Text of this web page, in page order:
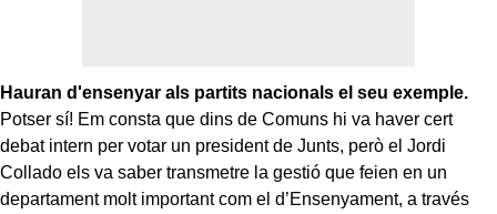
Hauran d'ensenyar als partits nacionals el seu exemple.
Potser sí! Em consta que dins de Comuns hi va haver cert
debat intern per votar un president de Junts, però el Jordi
Collado els va saber transmetre la gestió que feien en un
departament molt important com el d’Ensenyament, a través